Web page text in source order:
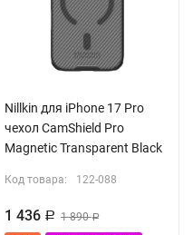
Nillkin для iPhone 17 Pro
чехол CamShield Pro
Magnetic Transparent Black
Код товара: 122-088
1 436 Р 1 890Р